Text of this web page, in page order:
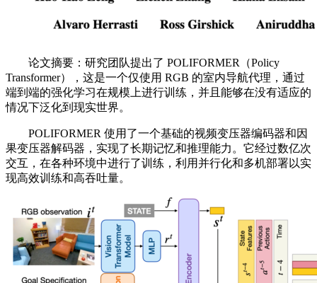
论文摘要：研究团队提出了 POLIFORMER（Policy
Transformer），这是一个仅使用 RGB 的室内导航代理，通过
端到端的强化学习在规模上进行训练，并且能够在没有适应的
情况下泛化到现实世界。
POLIFORMER 使用了一个基础的视频变压器编码器和因
果变压器解码器，实现了长期记忆和推理能力。它经过数亿次
交互，在各种环境中进行了训练，利用并行化和多机部署以实
现高效训练和高吞吐量。